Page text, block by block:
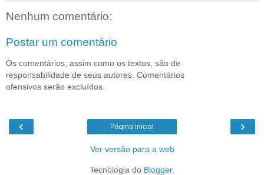
Nenhum comentário:
Postar um comentário
Os comentários, assim como os textos, são de
responsabilidade de seus autores. Comentários
ofensivos serão excluídos.
‹ ›
Página inicial
Ver versão para a web
Tecnologia do Blogger.